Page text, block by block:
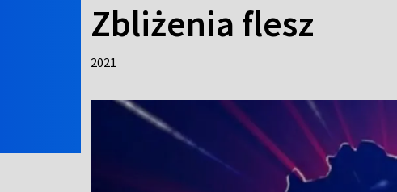
Zbliżenia flesz
2021